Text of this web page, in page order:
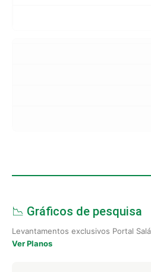
📉 Gráficos de pesquisa
Levantamentos exclusivos Portal
Ver Planos